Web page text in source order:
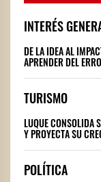
INTERÉS
DE LA IDEA AL
APRENDER DEL
TURISMO
LUQUE CONSOLIDA
Y PROYECTA SU
POLÍTICA